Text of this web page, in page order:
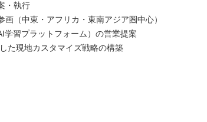
・執行
画（中東・アフリカ・東南アジア圏中心）
学習プラットフォーム）の営業提案
た現地カスタマイズ戦略の構築